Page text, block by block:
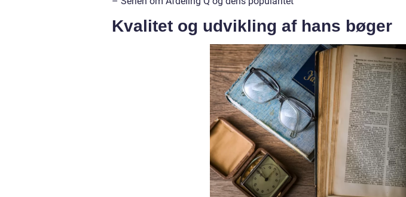
Kvalitet og udvikling af hans bøger